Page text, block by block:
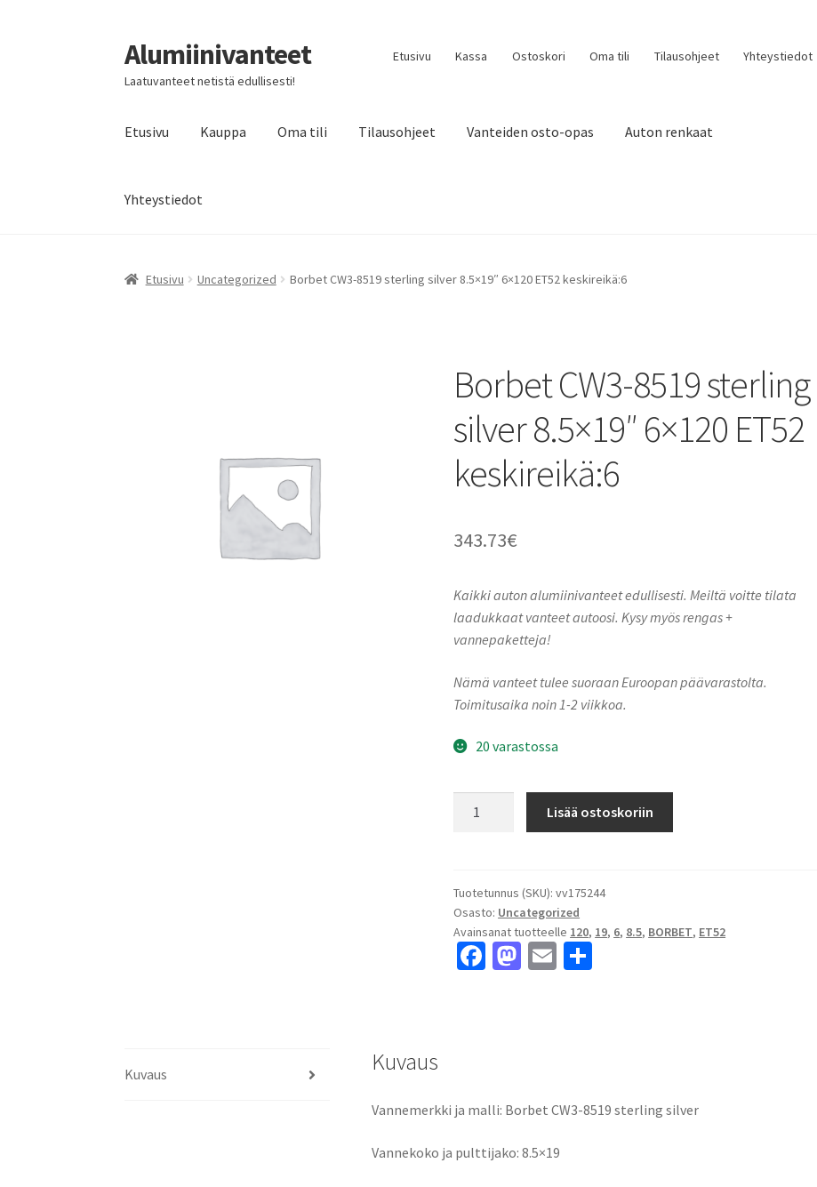
Siirry
navigointiin
Siirry
sisältöön
Alumiinivanteet
Laatuvanteet netistä edullisesti!
Etusivu Kassa Ostoskori Oma tili Tilausohjeet Yhteystiedot
Etusivu Kauppa Oma tili Tilausohjeet Vanteiden osto-opas Auton renkaat
Yhteystiedot
Etusivu Uncategorized Borbet CW3-8519 sterling silver 8.5×19″ 6×120 ET52 keskireikä:6
Borbet CW3-8519 sterling
silver 8.5×19″ 6×120 ET52
keskireikä:6
343.73€
Kaikki auton alumiinivanteet edullisesti. Meiltä voitte tilata
laadukkaat vanteet autoosi. Kysy myös rengas +
vannepaketteja!
Nämä vanteet tulee suoraan Euroopan päävarastolta.
Toimitusaika noin 1-2 viikkoa.
20 varastossa
silver
8.5x19"
6x120
ET52
Lisää ostoskoriin
Tuotetunnus (SKU):vv175244
Osasto: Uncategorized
Avainsanat tuotteelle 120, 19, 6, 8.5, BORBET, ET52
Fa
k
M
n
E
Kuvaus Kuvaus
Vannemerkki ja malli: Borbet CW3-8519 sterling silver
Vannekoko ja pulttijako: 8.5×19